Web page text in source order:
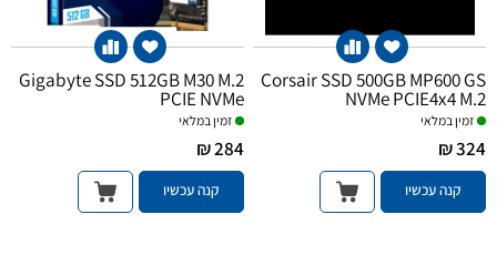
Corsair SSD 500GB MP600 GS
NVMe PCIE4x4 M.2
זמין במלאי
324 ₪
קנה עכשיו
Gigabyte SSD 512GB M30 M.2
PCIE NVMe
זמין במלאי
284 ₪
קנה עכשיו